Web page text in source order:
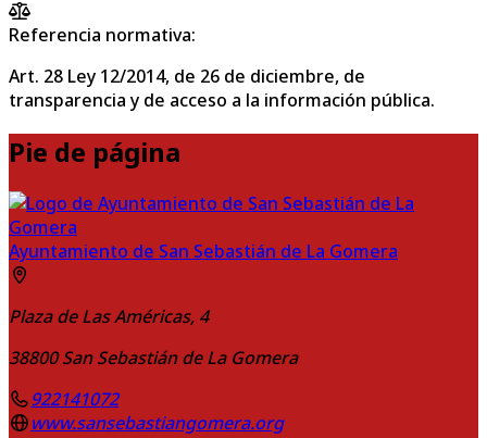
Referencia normativa:
Art. 28 Ley 12/2014, de 26 de diciembre, de
transparencia y de acceso a la información pública.
Pie de página
Ayuntamiento de San Sebastián de La Gomera
Plaza de Las Américas, 4
38800 San Sebastián de La Gomera
922141072
www.sansebastiangomera.org